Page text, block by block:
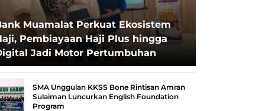
Muamalat Perkuat Ekosistem
Pembiayaan Haji Plus hingga
Jadi Motor Pertumbuhan
SMA Unggulan KKSS Bone Rintisan Amran
Sulaiman Luncurkan English Foundation
Program